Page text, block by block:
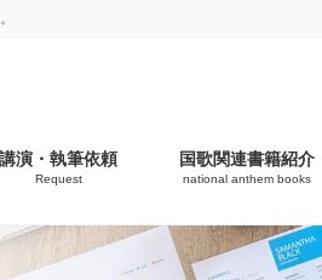
講演・執筆依頼
Request
国歌関連書籍紹介
national anthem books